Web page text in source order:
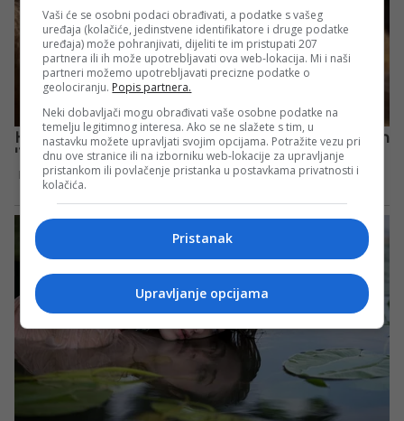
Vaši će se osobni podaci obrađivati, a podatke s vašeg
uređaja (kolačiće, jedinstvene identifikatore i druge podatke
uređaja) može pohranjivati, dijeliti te im pristupati 207
partnera ili ih može upotrebljavati ova web-lokacija. Mi i naši
partneri možemo upotrebljavati precizne podatke o
geolociranju. Popis partnera.
Neki dobavljači mogu obrađivati vaše osobne podatke na
temelju legitimnog interesa. Ako se ne slažete s tim, u
nastavku možete upravljati svojim opcijama. Potražite vezu pri
dnu ove stranice ili na izborniku web-lokacije za upravljanje
pristankom ili povlačenje pristanka u postavkama privatnosti i
kolačića.
Pristanak
Upravljanje opcijama